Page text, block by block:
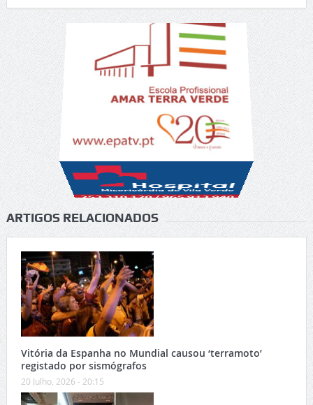
ARTIGOS RELACIONADOS
Vitória da Espanha no Mundial causou ‘terramoto’
registado por sismógrafos
20 Julho, 2026 - 20:15